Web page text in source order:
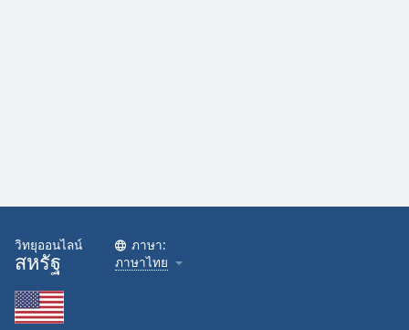
วิทยุออนไลน์
สหรัฐ
ภาษา:
ภาษาไทย